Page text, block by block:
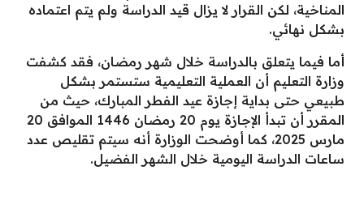
المناخية، لكن القرار لا يزال قيد الدراسة ولم يتم اعتماده
بشكل نهائي.
أما فيما يتعلق بالدراسة خلال شهر رمضان، فقد كشفت
وزارة التعليم أن العملية التعليمية ستستمر بشكل
طبيعي حتى بداية إجازة عيد الفطر المبارك، حيث من
المقرر أن تبدأ الإجازة يوم 20 رمضان 1446 الموافق 20
مارس 2025، كما أوضحت الوزارة أنه سيتم تقليص عدد
ساعات الدراسة اليومية خلال الشهر الفضيل.